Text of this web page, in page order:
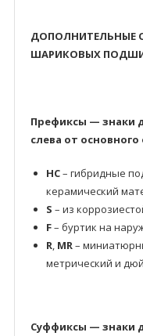
ДОПОЛНИТЕЛЬНЫЕ
ШАРИКОВЫХ
Префиксы — знаки
слева от
HC– гибридные
керамический
S – из
F– буртик на
R, MR–
метрический и
Суффиксы — знаки